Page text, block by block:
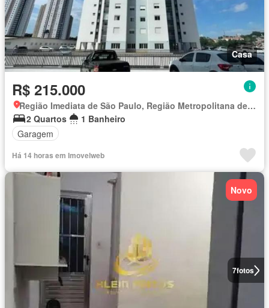
Casa
R$ 215.000
Região Imediata de São Paulo, Região Metropolitana de São Paulo
2 Quartos
1 Banheiro
Garagem
Há 14 horas em Imovelweb
7fotos
Novo